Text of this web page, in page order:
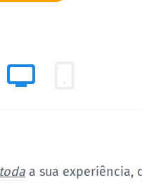
toda a sua experiência,